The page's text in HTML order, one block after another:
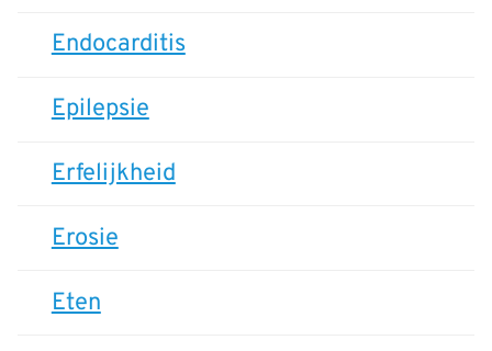
Endocarditis
Epilepsie
Erfelijkheid
Erosie
Eten